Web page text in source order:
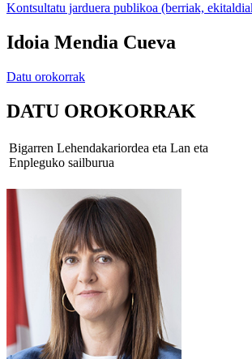
Kontsultatu jarduera publikoa (berriak,
Idoia Mendia Cueva
Datu orokorrak
DATU OROKORRAK
Bigarren Lehendakariordea eta Lan eta
Enpleguko sailburua